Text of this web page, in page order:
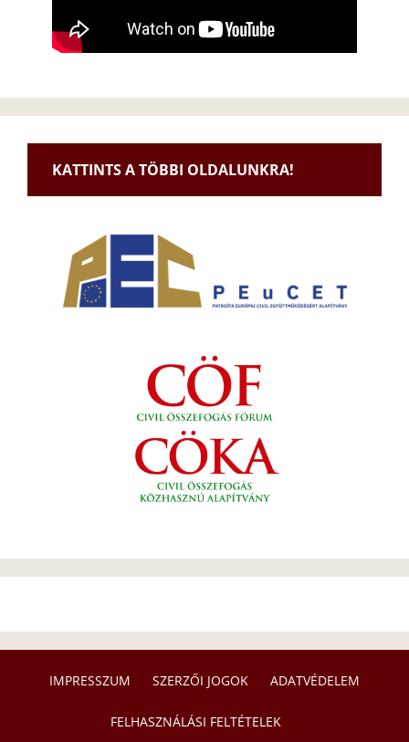
KATTINTS A TÖBBI OLDALUNKRA!
IMPRESSZUM SZERZŐI JOGOK ADATVÉDELEM
FELHASZNÁLÁSI FELTÉTELEK